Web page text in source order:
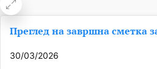
Преглед на завршна сметка
30/03/2026